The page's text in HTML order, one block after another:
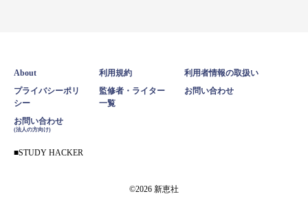
About 利用規約 利用者情報の取扱い
プライバシーポリ
シー
監修者・ライター
一覧
お問い合わせ
お問い合わせ
(法人の方向け)
STUDY HACKER
©2026 新恵社